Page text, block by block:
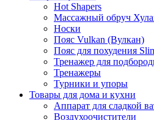
Hot Shapers
Массажный обруч
Носки
Пояс Vulkan (Вулкан)
Пояс для похудения
Тренажер для
Тренажеры
Турники и упоры
Товары для дома и кухни
Аппарат для сладкой
Воздухоочистители